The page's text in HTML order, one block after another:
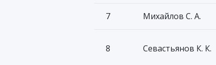
7 Михайлов С. А.
8 Севастьянов К. К.